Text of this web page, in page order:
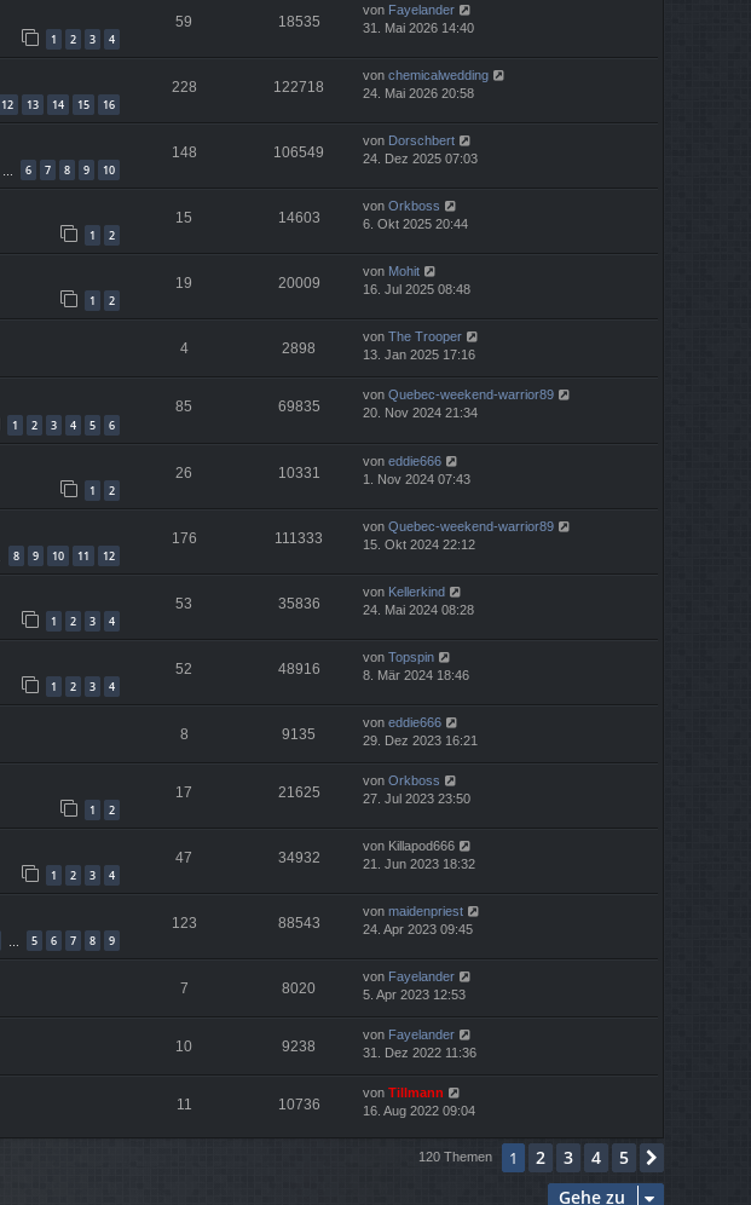
1 2 3 4
59 18535
von Fayelander
31. Mai 2026 14:40
12 13 14 15 16
228 122718
von chemicalwedding
24. Mai 2026 20:58
… 6 7 8 9 10
148 106549
von Dorschbert
24. Dez 2025 07:03
1 2
15 14603
von Orkboss
6. Okt 2025 20:44
1 2
19 20009
von Mohit
16. Jul 2025 08:48
4 2898
von The Trooper
13. Jan 2025 17:16
1 2 3 4 5 6
85 69835
von Quebec-weekend-warrior89
20. Nov 2024 21:34
1 2
26 10331
von eddie666
1. Nov 2024 07:43
8 9 10 11 12
176 111333
von Quebec-weekend-warrior89
15. Okt 2024 22:12
1 2 3 4
53 35836
von Kellerkind
24. Mai 2024 08:28
1 2 3 4
52 48916
von Topspin
8. Mär 2024 18:46
8 9135
von eddie666
29. Dez 2023 16:21
1 2
17 21625
von Orkboss
27. Jul 2023 23:50
1 2 3 4
47 34932
von Killapod666
21. Jun 2023 18:32
… 5 6 7 8 9
123 88543
von maidenpriest
24. Apr 2023 09:45
7 8020
von Fayelander
5. Apr 2023 12:53
10 9238
von Fayelander
31. Dez 2022 11:36
11 10736
von Tillmann
16. Aug 2022 09:04
120 Themen 1 2 3 4 5
Gehe zu